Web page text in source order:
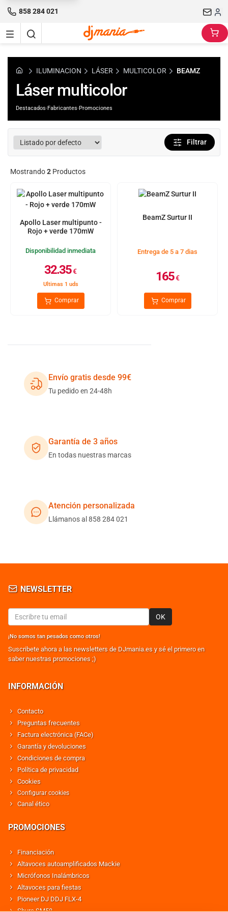
858 284 021
ILUMINACION LÁSER MULTICOLOR BEAMZ
Láser multicolor
Destacados·Fabricantes·Promociones
Filtrar
Mostrando2 Productos
Apollo Laser multipunto -
Rojo + verde 170mW
Disponibilidad inmediata
32.35€
Ultimas 1 uds
Comprar
BeamZ Surtur II
Entrega de 5 a 7 dias
165€
Comprar
Envío gratis desde 99€
Tu pedido en 24-48h
Garantía de 3 años
En todas nuestras marcas
Atención personalizada
Llámanos al 858 284 021
NEWSLETTER
OK
¡No somos tan pesados como otros!
Suscribete ahora a las newsletters de DJmania.es y sé el primero en
saber nuestras promociones ;)
INFORMACIÓN
Contacto
Preguntas frecuentes
Factura electrónica (FACe)
Garantía y devoluciones
Condiciones de compra
Política de privacidad
Cookies
Configurar cookies
Canal ético
PROMOCIONES
Financiación
Altavoces autoamplificados Mackie
Micrófonos Inalámbricos
Altavoces para fiestas
Pioneer DJ DDJ FLX-4